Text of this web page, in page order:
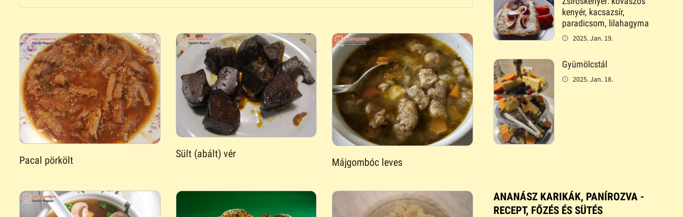
Pacal pörkölt
Sült (abált) vér
Májgombóc leves
kenyér, kacsazsír,
paradicsom, lilahagyma
2025. Jan. 19.
Gyümölcstál
2025. Jan. 18.
ANANÁSZ KARIKÁK, PANÍROZVA -
RECEPT, FŐZÉS ÉS SÜTÉS